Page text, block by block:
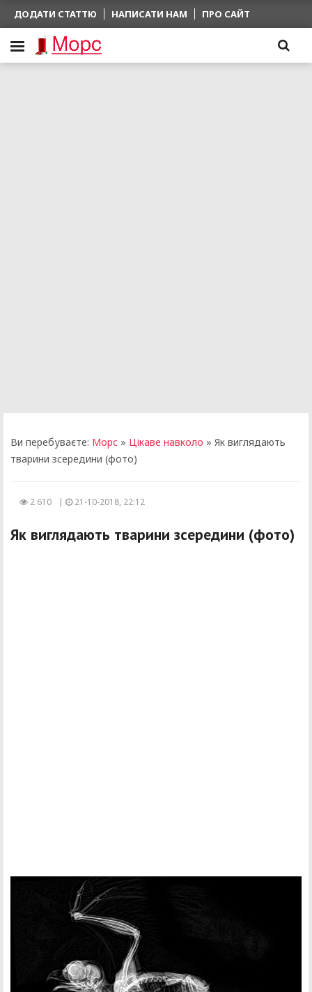
ДОДАТИ СТАТТЮ НАПИСАТИ НАМ ПРО САЙТ
Ви перебуваєте: Морс » Цікаве навколо » Як виглядають
тварини зсередини (фото)
2 610 | 21-10-2018, 22:12
Як виглядають тварини зсередини (фото)